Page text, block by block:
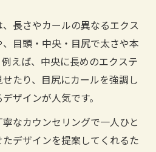
長さやカールの異なるエクス
目頭・中央・目尻で太さや本
えば、中央に長めのエクステ
たり、目尻にカールを強調し
ザインが人気です。
なカウンセリングで一人ひと
デザインを提案してくれるた